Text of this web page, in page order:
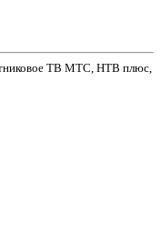
ТВ МТС, НТВ плюс,